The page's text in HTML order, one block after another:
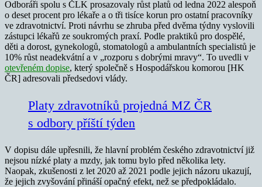
Odboráři spolu s ČLK prosazovaly růst platů od ledna 2022 alespoň
o deset procent pro lékaře a o tři tisíce korun pro ostatní pracovníky
ve zdravotnictví. Proti návrhu se zhruba před dvěma týdny vyslovili
zástupci lékařů ze soukromých praxí. Podle praktiků pro dospělé,
děti a dorost, gynekologů, stomatologů a ambulantních specialistů je
10% růst neadekvátní a v „rozporu s dobrými mravy“. To uvedli v
otevřeném dopise, který společně s Hospodářskou komorou [HK
ČR] adresovali předsedovi vlády.
Platy zdravotníků projedná MZ ČR
s odbory příští týden
V dopisu dále upřesnili, že hlavní problém českého zdravotnictví již
nejsou nízké platy a mzdy, jak tomu bylo před několika lety.
Naopak, zkušenosti z let 2020 až 2021 podle jejich názoru ukazují,
že jejich zvyšování přináší opačný efekt, než se předpokládalo.